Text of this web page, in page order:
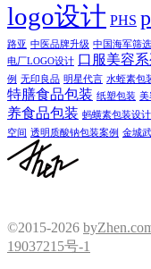
logo设计 PHS
路亚 中医品牌升级 中国海军筛
电厂LOGO设计 口服美容系
例 无印良品 明星代言 水蛭素包
特膳食品包装 纸塑包装 美
养食品包装 蚂蟥素包装设计
空间 透明质酸钠包装案例 金城武
©2015-2026
19037215号-1